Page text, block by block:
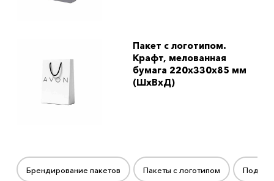
Пакет с логотипом.
Крафт, мелованная
бумага 220x330x85 мм
(ШхВхД)
Брендирование пакетов Пакеты с логотипом